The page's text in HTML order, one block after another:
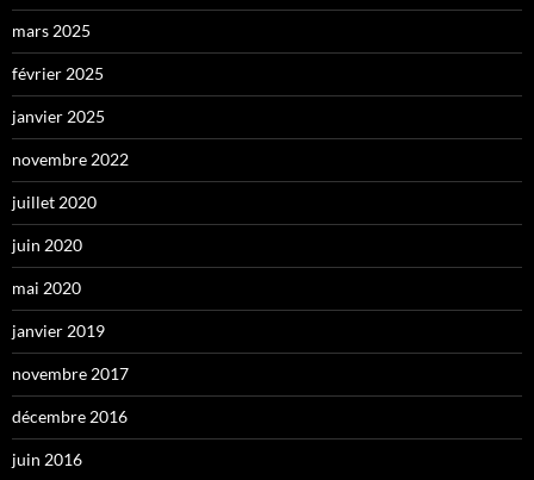
mars 2025
février 2025
janvier 2025
novembre 2022
juillet 2020
juin 2020
mai 2020
janvier 2019
novembre 2017
décembre 2016
juin 2016